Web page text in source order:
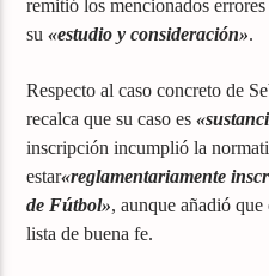
remitió los mencionados
su«estudio y consideración».
Respecto al caso concreto de
recalca que su caso es
inscripción incumplió la
estar«reglamentariamente
de Fútbol», aunque añadió
lista de buena fe.